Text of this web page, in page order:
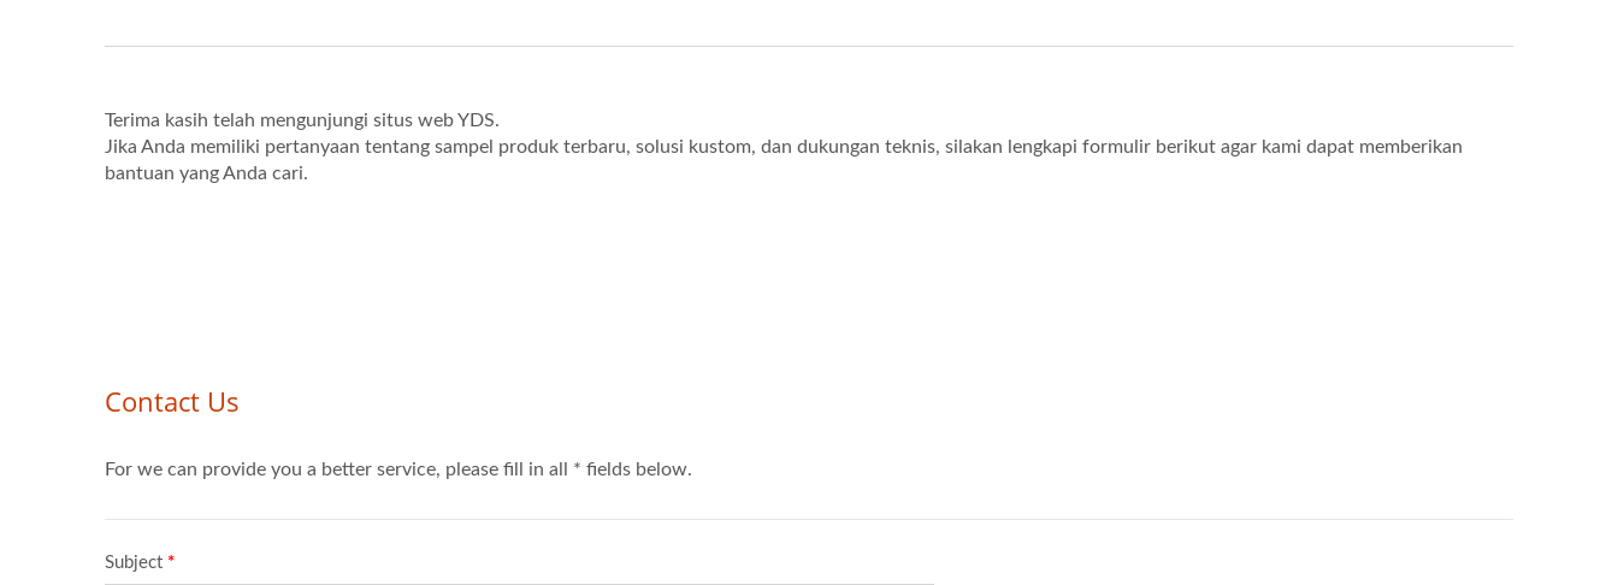
Terima kasih telah mengunjungi situs web YDS.
Jika Anda memiliki pertanyaan tentang sampel produk terbaru, solusi kustom, dan dukungan teknis, silakan lengkapi formulir berikut agar kami dapat memberikan
bantuan yang Anda cari.